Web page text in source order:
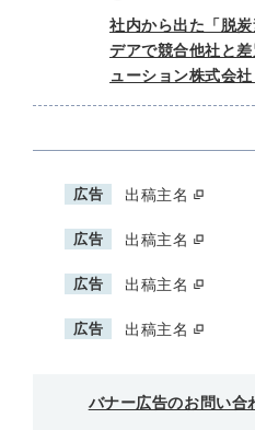
社内から出た「脱
デアで競合他社と
ューション株式会社
広告 出稿主名
広告 出稿主名
広告 出稿主名
広告 出稿主名
バナー広告のお問い合